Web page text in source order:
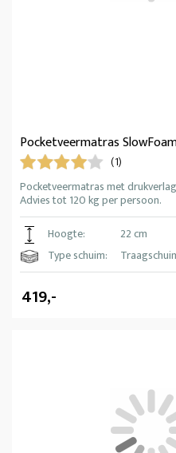
Pocketveermatras
(1)
Pocketveermatras met
Advies tot 120 kg per persoon.
Hoogte:
22 cm
Type schuim:
419,-